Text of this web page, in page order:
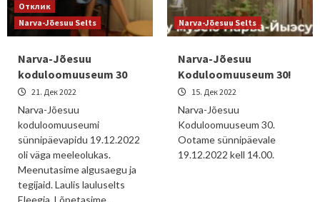
Отклик
Narva-Jõesuu Selts
Narva-Jõesuu
koduloomuuseum 30
21. Дек 2022
Narva-Jõesuu
koduloomuuseumi
sünnipäevapidu 19.12.2022
oli väga meeleolukas.
Meenutasime algusaegu ja
tegijaid. Laulis lauluselts
Eleegia. Lõpetasime…
Narva-Jõesuu Selts
Narva-Jõesuu
Koduloomuuseum 30!
15. Дек 2022
Narva-Jõesuu
Koduloomuuseum 30.
Ootame sünnipäevale
19.12.2022 kell 14.00.